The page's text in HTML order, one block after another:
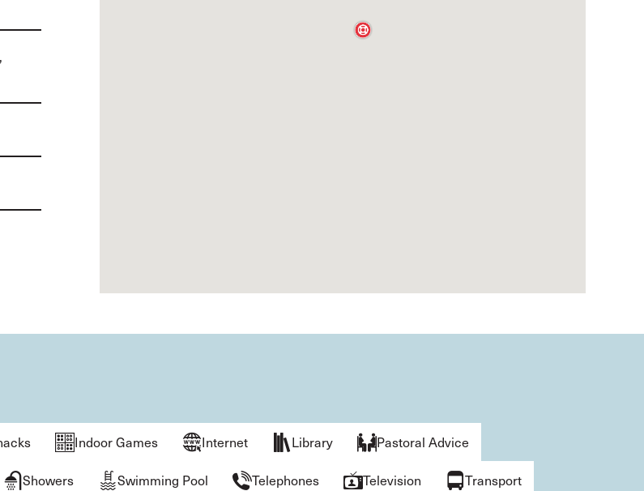
Indoor Games Internet Library Pastoral Advice
Showers Swimming Pool Telephones Television Transport